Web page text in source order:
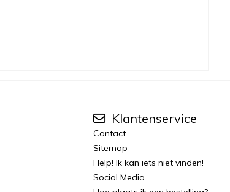
Klantenservice
Contact
Sitemap
Help! Ik kan iets niet vinden!
Social Media